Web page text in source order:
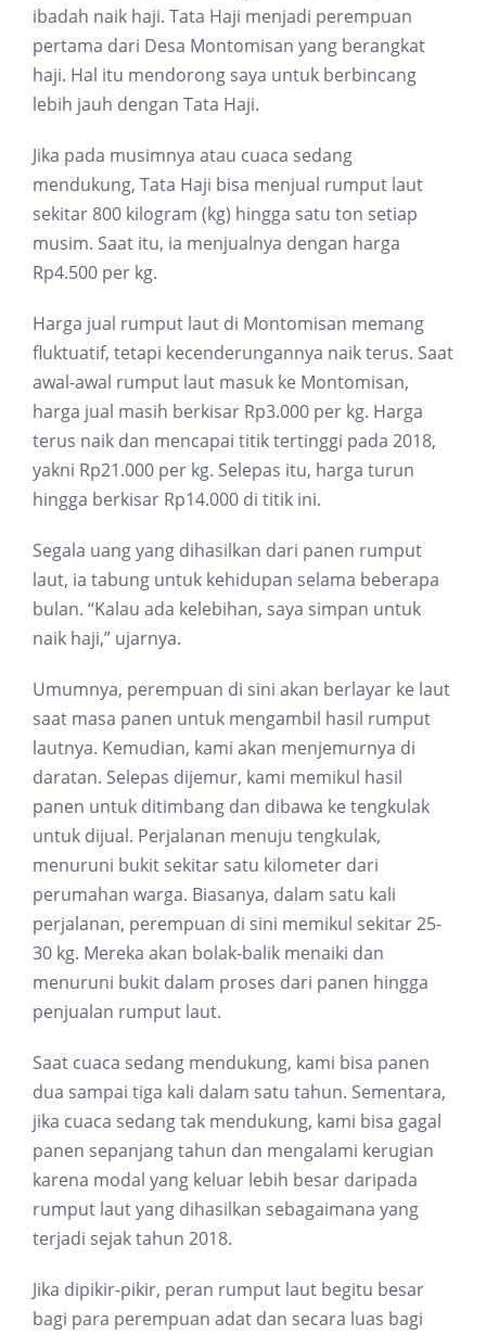
ibadah naik haji. Tata Haji menjadi perempuan
pertama dari Desa Montomisan yang berangkat
haji. Hal itu mendorong saya untuk berbincang
lebih jauh dengan Tata Haji.
Jika pada musimnya atau cuaca sedang
mendukung, Tata Haji bisa menjual rumput laut
sekitar 800 kilogram (kg) hingga satu ton setiap
musim. Saat itu, ia menjualnya dengan harga
Rp4.500 per kg.
Harga jual rumput laut di Montomisan memang
fluktuatif, tetapi kecenderungannya naik terus. Saat
awal-awal rumput laut masuk ke Montomisan,
harga jual masih berkisar Rp3.000 per kg. Harga
terus naik dan mencapai titik tertinggi pada 2018,
yakni Rp21.000 per kg. Selepas itu, harga turun
hingga berkisar Rp14.000 di titik ini.
Segala uang yang dihasilkan dari panen rumput
laut, ia tabung untuk kehidupan selama beberapa
bulan. “Kalau ada kelebihan, saya simpan untuk
naik haji,” ujarnya.
Umumnya, perempuan di sini akan berlayar ke laut
saat masa panen untuk mengambil hasil rumput
lautnya. Kemudian, kami akan menjemurnya di
daratan. Selepas dijemur, kami memikul hasil
panen untuk ditimbang dan dibawa ke tengkulak
untuk dijual. Perjalanan menuju tengkulak,
menuruni bukit sekitar satu kilometer dari
perumahan warga. Biasanya, dalam satu kali
perjalanan, perempuan di sini memikul sekitar 25-
30 kg. Mereka akan bolak-balik menaiki dan
menuruni bukit dalam proses dari panen hingga
penjualan rumput laut.
Saat cuaca sedang mendukung, kami bisa panen
dua sampai tiga kali dalam satu tahun. Sementara,
jika cuaca sedang tak mendukung, kami bisa gagal
panen sepanjang tahun dan mengalami kerugian
karena modal yang keluar lebih besar daripada
rumput laut yang dihasilkan sebagaimana yang
terjadi sejak tahun 2018.
Jika dipikir-pikir, peran rumput laut begitu besar
bagi para perempuan adat dan secara luas bagi